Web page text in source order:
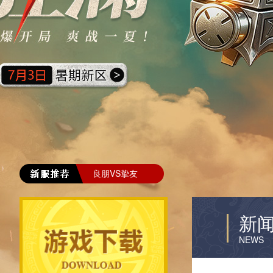
良朋VS挚友
新
NEWS